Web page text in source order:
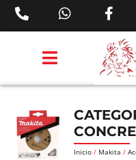
Inicio / Makita /